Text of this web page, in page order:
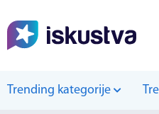
Trending kategorije